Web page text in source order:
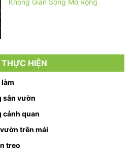
Không Gian Sống Mở Rộng
HIỆN
làm
sân vườn
cảnh quan
trên mái
treo